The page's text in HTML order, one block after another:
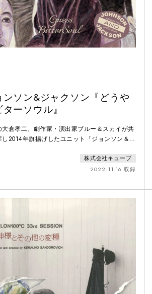
ンソン&ジャクソン『どうや
ターソウル』
大倉孝二、劇作家・演出家ブルー＆スカイが共
し2014年旗揚げしたユニット「ジョンソン＆ジ
を澄み切った思いで目指す」と標榜し、大倉と
＆スカイの脚本・演出・出演の共同作業でコン
迎え、ジョンソン＆ジャクソンにしか表現でき
何とも味わい深い“くだらなさ”を追求した作品
株式会社キューブ
2022.11.16 収録